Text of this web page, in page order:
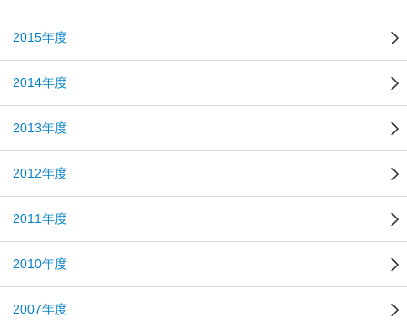
2015年度
2014年度
2013年度
2012年度
2011年度
2010年度
2007年度